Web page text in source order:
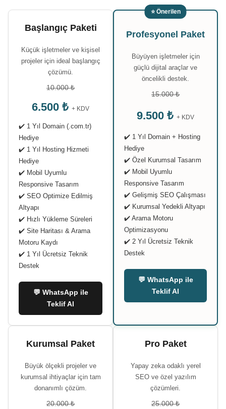
Başlangıç Paketi
Küçük işletmeler ve kişisel
projeler için ideal başlangıç
çözümü.
10.000 ₺
6.500 ₺ + KDV
✔️ 1 Yıl Domain (.com.tr)
Hediye
✔️ 1 Yıl Hosting Hizmeti
Hediye
✔️ Mobil Uyumlu
Responsive Tasarım
✔️ SEO Optimize Edilmiş
Altyapı
✔️ Hızlı Yükleme Süreleri
✔️ Site Haritası & Arama
Motoru Kaydı
✔️ 1 Yıl Ücretsiz Teknik
Destek
💬 WhatsApp ile
Teklif Al
⭐ Önerilen
Profesyonel Paket
Büyüyen işletmeler için
güçlü dijital araçlar ve
öncelikli destek.
15.000 ₺
9.500 ₺ + KDV
✔️ 1 Yıl Domain + Hosting
Hediye
✔️ Özel Kurumsal Tasarım
✔️ Mobil Uyumlu
Responsive Tasarım
✔️ Gelişmiş SEO Çalışması
✔️ Kurumsal Yedekli Altyapı
✔️ Arama Motoru
Optimizasyonu
✔️ 2 Yıl Ücretsiz Teknik
Destek
💬 WhatsApp ile
Teklif Al
Kurumsal Paket
Büyük ölçekli projeler ve
kurumsal ihtiyaçlar için tam
donanımlı çözüm.
20.000 ₺
Pro Paket
Yapay zeka odaklı yerel
SEO ve özel yazılım
çözümleri.
25.000 ₺